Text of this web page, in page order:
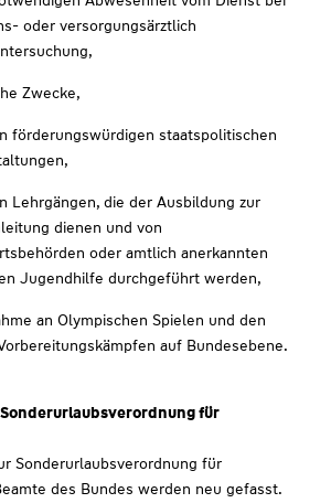
oder versorgungsärztlich
Zwecke,
förderungswürdigen staatspolitischen
Lehrgängen, die der Ausbildung zur
dienen und von
oder amtlich anerkannten
Jugendhilfe durchgeführt werden,
an Olympischen Spielen und den
auf Bundesebene.
für
Sonderurlaubsverordnung für
des Bundes werden neu gefasst.